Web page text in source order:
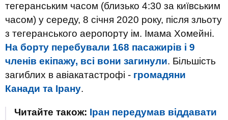
тегеранським часом (близько 4:30 за київським
часом) у середу, 8 січня 2020 року, після зльоту
з тегеранського аеропорту ім. Імама Хомейні.
На борту перебували 168 пасажирів і 9
членів екіпажу, всі вони загинули. Більшість
загиблих в авіакатастрофі - громадяни
Канади та Ірану.
Читайте також: Іран передумав віддавати